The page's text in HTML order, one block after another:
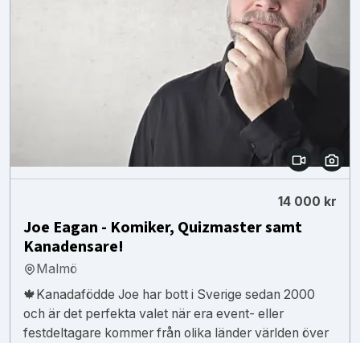
14 000 kr
Joe Eagan - Komiker, Quizmaster samt
Kanadensare!
Malmö
🍁Kanadafödde Joe har bott i Sverige sedan 2000
och är det perfekta valet när era event- eller
festdeltagare kommer från olika länder världen över